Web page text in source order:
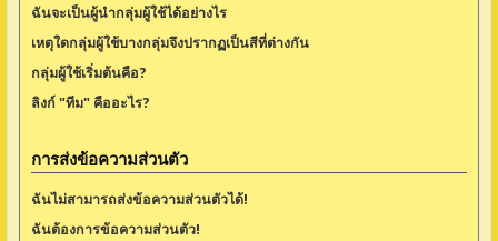
ฉันจะเป็นผู้นำกลุ่มผู้ใช้ได้อย่างไร
เหตุใดกลุ่มผู้ใช้บางกลุ่มจึงปรากฏเป็นสีที่ต่างกัน
กลุ่มผู้ใช้เริ่มต้นคือ?
ลิงก์ "ทีม" คืออะไร?
การส่งข้อความส่วนตัว
ฉันไม่สามารถส่งข้อความส่วนตัวได้!
ฉันต้องการข้อความส่วนตัว!